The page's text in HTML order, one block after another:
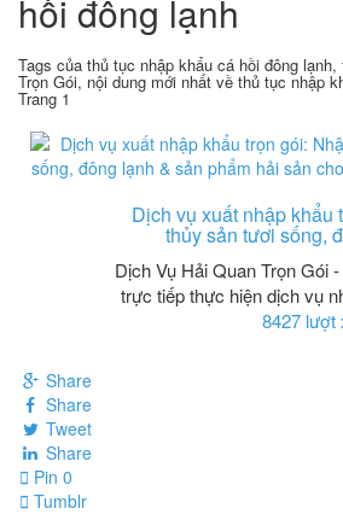
hồi đông lạnh
Tags của thủ tục nhập khẩu cá hồi đông
Trọn Gói, nội dung mới nhất về thủ tục nhập
Trang 1
Dịch vụ xuất nhập khẩu
thủy sản tươi sống,
Dịch Vụ Hải Quan Trọn Gói
trực tiếp thực hiện dịch vụ
8427 lượt
Share
Share
Tweet
Share
Pin 0
Tumblr